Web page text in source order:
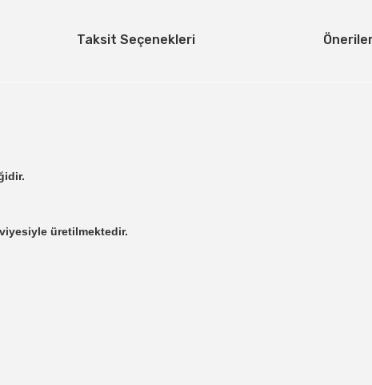
Taksit Seçenekleri
üretilmektedir.